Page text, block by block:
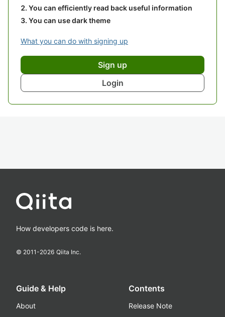
You can efficiently read back useful information
You can use dark theme
What you can do with signing up
Sign up
Login
How developers code is here.
© 2011-2026 Qiita Inc.
Guide & Help
About
Contents
Release Note